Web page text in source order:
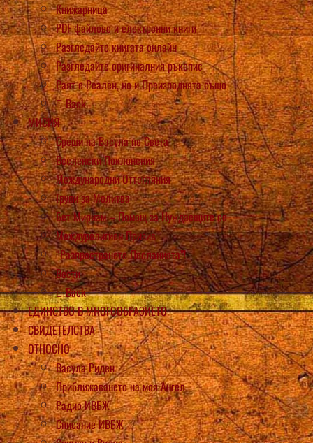
Книжарница
PDF файлове и електронни книги
Разгледайте книгата онлайн
Разгледайте оригиналния ръкопис
Раят е Реален, но и Преизподнята също
Back
МИСИЯ
Срещи на Васула по Света
Вселенски Поклонения
Международни Оттегляния
Групи за Молитва
Бет Мириам – Помощ за Нуждаещите се
Междурелигиен Призив
“Разпространете Посланията”!
Вести
Back
ЕДИНСТВО В МНОГООБРАЗИЕТО
СВИДЕТЕЛСТВА
ОТНОСНО
Васула Риден
Приближаването на моя Ангел
Радио ИВБЖ
Списание ИВБЖ